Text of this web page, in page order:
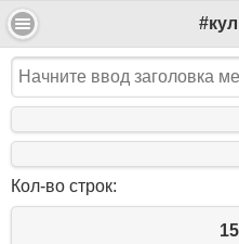
Кол-во строк:
15